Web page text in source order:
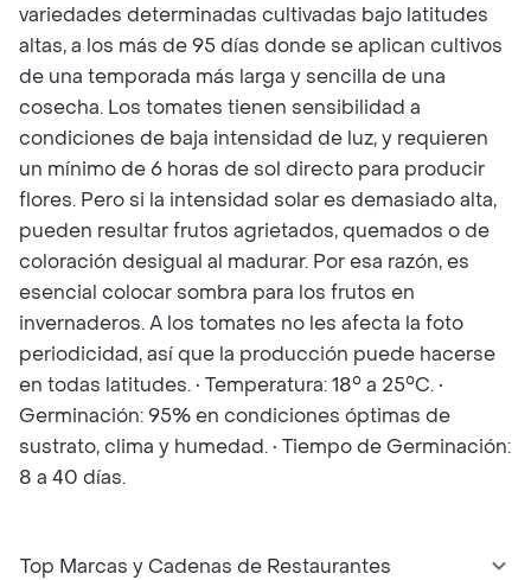
variedades determinadas cultivadas bajo latitudes
altas, a los más de 95 días donde se aplican cultivos
de una temporada más larga y sencilla de una
cosecha. Los tomates tienen sensibilidad a
condiciones de baja intensidad de luz, y requieren
un mínimo de 6 horas de sol directo para producir
flores. Pero si la intensidad solar es demasiado alta,
pueden resultar frutos agrietados, quemados o de
coloración desigual al madurar. Por esa razón, es
esencial colocar sombra para los frutos en
invernaderos. A los tomates no les afecta la foto
periodicidad, así que la producción puede hacerse
en todas latitudes. • Temperatura: 18° a 25°C. •
Germinación: 95% en condiciones óptimas de
sustrato, clima y humedad. • Tiempo de Germinación:
8 a 40 días.
Top Marcas y Cadenas de Restaurantes